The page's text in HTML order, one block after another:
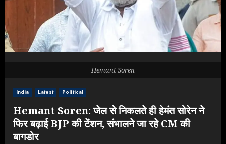
India Latest Political
Hemant Soren: जेल से निकलते ही हेमंत सोरेन ने
फिर बढ़ाई BJP की टेंशन, संभालने जा रहे CM की
बागडोर
Hemant Soren